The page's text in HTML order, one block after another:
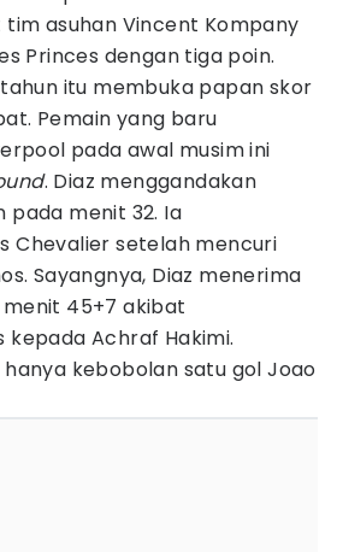
tim asuhan Vincent Kompany
Princes dengan tiga poin.
itu membuka papan skor
Pemain yang baru
pada awal musim ini
. Diaz menggandakan
pada menit 32. Ia
Chevalier setelah mencuri
Sayangnya, Diaz menerima
45+7 akibat
Achraf Hakimi.
kebobolan satu gol Joao